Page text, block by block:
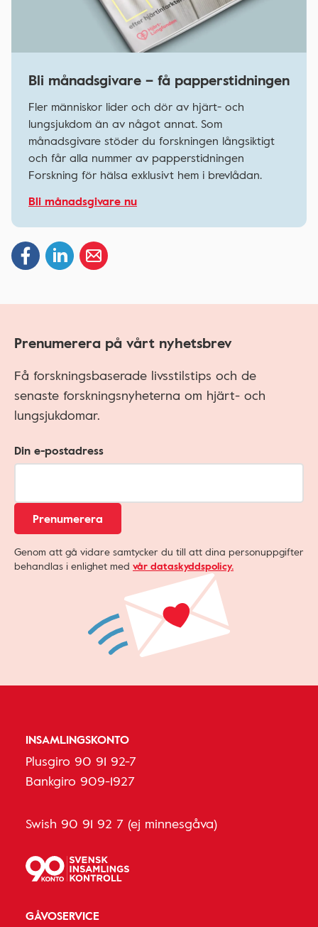
Bli månadsgivare – få papperstidningen
Fler människor lider och dör av hjärt- och
lungsjukdom än av något annat. Som
månadsgivare stöder du forskningen långsiktigt
och får alla nummer av papperstidningen
Forskning för hälsa exklusivt hem i brevlådan.
Bli månadsgivare nu
Prenumerera på vårt nyhetsbrev
Få forskningsbaserade livsstilstips och de
senaste forskningsnyheterna om hjärt- och
lungsjukdomar.
Din e-postadress
Prenumerera
Genom att gå vidare samtycker du till att dina personuppgifter
behandlas i enlighet med vår dataskyddspolicy.
INSAMLINGSKONTO
Plusgiro 90 91 92-7
Bankgiro 909-1927
Swish 90 91 92 7 (ej minnesgåva)
GÅVOSERVICE